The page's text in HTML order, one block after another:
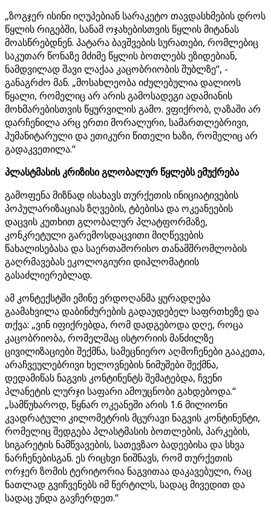
„ზოგჯერ ისინი იღუპებიან სარაკეტო თავდასხმების დროს
წყლის რიგებში, სანამ ოჯახებისთვის წყლის მიტანას
მოასწრებდნენ. პატარა ბავშვების სურათები, რომლებიც
საკუთარ წონაზე მძიმე წყლის ბოთლებს ეზიდებიან,
ნამდვილად შავი ლაქაა კაცობრიობის შუბლზე“, -
განაგრძო მან. „მოსახლეობა იძულებულია დალიოს
წყალი, რომელიც არ არის გამოსადეგი ადამიანის
მოხმარებისთვის წყურვილის გამო. ვფიქრობ, ღაზაში არ
დარჩენილა არც ერთი მორალური, სამართლებრივი,
ჰუმანიტარული და ეთიკური წითელი ხაზი, რომელიც არ
გადაკვეთილა.“
პლასტმასის კრიზისი გლობალურ წყლებს ემუქრება
გამოფენა მიზნად ისახავს თურქეთის ინიციატივების
პოპულარიზაციას ზღვების, ტბებისა და ოკეანეების
დაცვის კუთხით გლობალურ პლატფორმაზე,
კონკრეტული გარემოსდაცვითი მიღწევების
წახალისებასა და საერთაშორისო თანამშრომლობის
გაღრმავებას ეკოლოგიური დიპლომატიის
გასაძლიერებლად.
ამ კონტექსტში ემინე ერდოღანმა ყურადღება
გაამახვილა დაბინძურების გადაუდებელ საფრთხეზე და
თქვა: „ვინ იფიქრებდა, რომ დადგებოდა დღე, როცა
კაცობრიობა, რომელმაც ისტორიის მანძილზე
ცივილიზაციები შექმნა, სამეცნიერო აღმოჩენები გააკეთა,
არაჩვეულებრივი ხელოვნების ნიმუშები შექმნა,
დედამიწას ნაგვის კონტინენტს შემატებდა, ჩვენი
პლანეტის ლურჯი საფარი ამოუცნობი გახდებოდა.“
„სამწუხაროდ, წყნარ ოკეანეში არის 1.6 მილიონი
კვადრატული კილომეტრის მცურავი ნაგვის კონტინენტი,
რომელიც შედგება პლასტმასის ბოთლების, პარკების,
სიგარეტის ნამწვავების, სათევზაო ბადეებისა და სხვა
ნარჩენებისგან. ეს რიცხვი ნიშნავს, რომ თურქეთის
ორჯერ ზომის ტერიტორია ნაგვითაა დაკავებული, რაც
ნათლად გვიჩვენებს იმ წერტილს, სადაც მივედით და
სადაც უნდა გავჩერდეთ.“